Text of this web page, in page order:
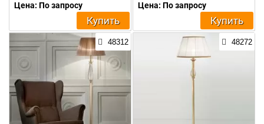
Цена: По запросу
Купить
Цена: По запросу
Купить
48312 48272